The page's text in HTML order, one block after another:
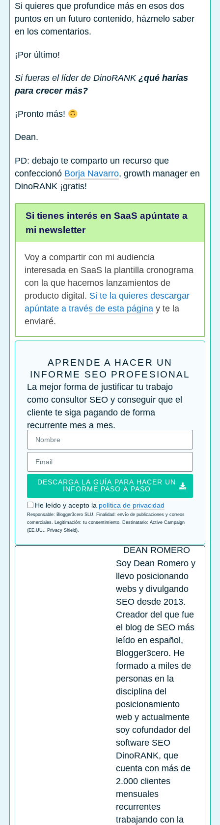
Si quieres que profundice más en esos dos
puntos en un futuro contenido, házmelo saber
en los comentarios.
¡Por último!
Si fueras el líder de DinoRANK¿qué harías
para crecer más?
¡Pronto más!
Dean.
PD: debajo te comparto un recurso que
confeccionó Borja Navarro, growth manager en
DinoRANK ¡gratis!
Si tienes interés en SaaS apúntate a
mi newsletter
Voy a compartir con mi audiencia
interesada en SaaS la plantilla cronograma
con la que hacemos lanzamientos de
producto digital. Si te la quieres descargar
apúntate a través de esta páginay te la
enviaré.
APRENDE A HACER UN
INFORME SEO PROFESIONAL
La mejor forma de justificar tu trabajo
como consultor SEO y conseguir que el
cliente te siga pagando de forma
recurrente mes a mes.
He leído y acepto la política de privacidad
Responsable: Blogger3cero SLU. Finalidad: envío de publicaciones y correos
comerciales. Legitimación: tu consentimiento. Destinatario: Active Campaign
(EE.UU., Privacy Shield).
DESCARGA LA GUÍA PARA HACER UN
INFORME PASO A PASO
DEAN ROMERO
Soy Dean Romero y
llevo posicionando
webs y divulgando
SEO desde 2013.
Creador del que fue
el blog de SEO más
leído en español,
Blogger3cero. He
formado a miles de
personas en la
disciplina del
posicionamiento
web y actualmente
soy cofundador del
software SEO
DinoRANK, que
cuenta con más de
2.000 clientes
mensuales
recurrentes
trabajando con la